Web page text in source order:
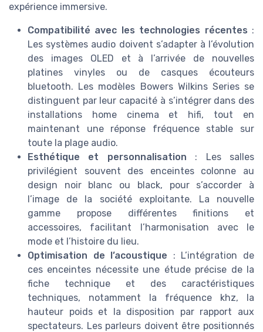
expérience immersive.
Compatibilité avec les technologies récentes :
Les systèmes audio doivent s’adapter à l’évolution
des images OLED et à l’arrivée de nouvelles
platines vinyles ou de casques écouteurs
bluetooth. Les modèles Bowers Wilkins Series se
distinguent par leur capacité à s’intégrer dans des
installations home cinema et hifi, tout en
maintenant une réponse fréquence stable sur
toute la plage audio.
Esthétique et personnalisation : Les salles
privilégient souvent des enceintes colonne au
design noir blanc ou black, pour s’accorder à
l’image de la société exploitante. La nouvelle
gamme propose différentes finitions et
accessoires, facilitant l’harmonisation avec le
mode et l’histoire du lieu.
Optimisation de l’acoustique : L’intégration de
ces enceintes nécessite une étude précise de la
fiche technique et des caractéristiques
techniques, notamment la fréquence khz, la
hauteur poids et la disposition par rapport aux
spectateurs. Les parleurs doivent être positionnés